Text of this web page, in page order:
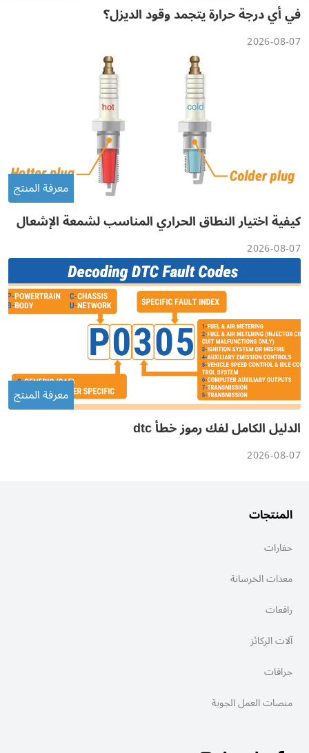
في أي درجة حرارة يتجمد وقود الديزل؟
2026-08-07
معرفة المنتج
كيفية اختيار النطاق الحراري المناسب لشمعة الإشعال
2026-08-07
معرفة المنتج
الدليل الكامل لفك رموز خطأ dtc
2026-08-07
المنتجات
حفارات
معدات الخرسانة
رافعات
آلات الركائز
جرافات
منصات العمل الجوية